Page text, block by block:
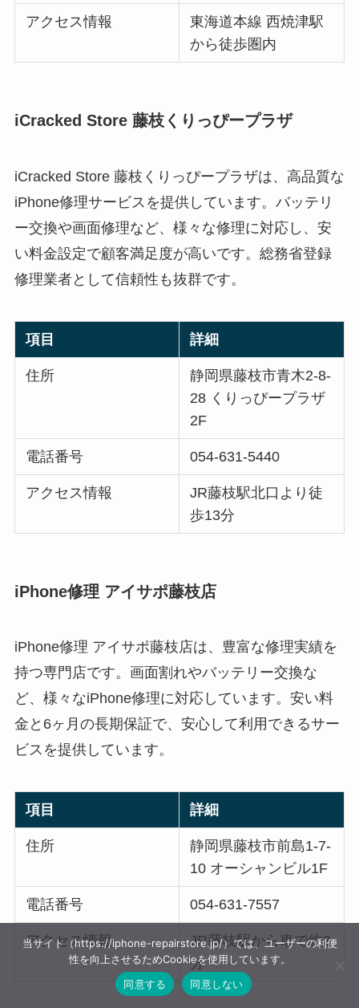
アクセス情報
東海道本線 西焼津駅
から徒歩圏内
iCracked Store 藤枝くりっぴープラザ
iCracked Store 藤枝くりっぴープラザは、高品質な
iPhone修理サービスを提供しています。バッテリ
ー交換や画面修理など、様々な修理に対応し、安
い料金設定で顧客満足度が高いです。総務省登録
修理業者として信頼性も抜群です。
項目 詳細
住所
静岡県藤枝市青木2-8-
28 くりっぴープラザ
2F
電話番号 054-631-5440
アクセス情報
JR藤枝駅北口より徒
歩13分
iPhone修理 アイサポ藤枝店
iPhone修理 アイサポ藤枝店は、豊富な修理実績を
持つ専門店です。画面割れやバッテリー交換な
ど、様々なiPhone修理に対応しています。安い料
金と6ヶ月の長期保証で、安心して利用できるサー
ビスを提供しています。
項目 詳細
住所
静岡県藤枝市前島1-7-
10 オーシャンビル1F
電話番号 054-631-7557
アクセス情報
JR藤枝駅から車で約3
分
当サイト（https://iphone-repairstore.jp/）では、ユーザーの利便
性を向上させるためCookieを使用しています。
同意する
同意しない